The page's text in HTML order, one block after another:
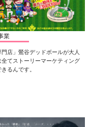
業
門店」鶯谷デッドボールが大人
てストーリーマーケティング
るんです。